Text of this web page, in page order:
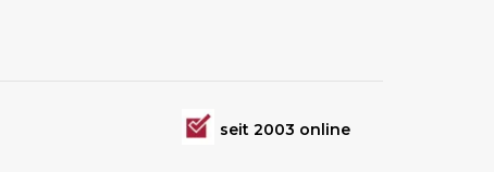
seit 2003 online